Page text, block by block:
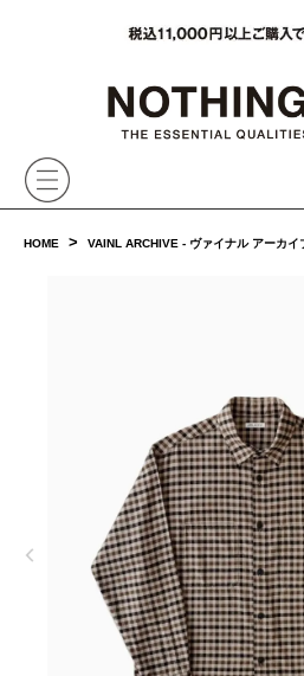
HOME > VAINL ARCHIVE - ヴァイナル アーカイ